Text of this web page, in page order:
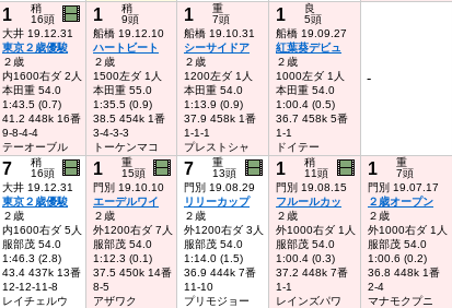
1
稍
16頭
大井 19.12.31
東京２歳優駿
２歳
内1600右ダ 2人
本田重 54.0
1:43.5 (0.7)
41.2 448k 16番
9-8-4-4
テーオーブル
1
稍
9頭
船橋 19.12.10
ハートビート
２歳
1500左ダ 1人
本田重 55.0
1:35.5 (0.9)
38.5 454k 1番
3-4-3-3
トーケンマコ
1
重
7頭
船橋 19.10.31
シーサイドア
２歳
1200左ダ 1人
本田重 54.0
1:13.9 (0.9)
37.9 458k 1番
1-1-1
プレストシャ
1
良
5頭
船橋 19.09.27
紅葉葵デビュ
２歳
1000左ダ 1人
本田重 54.0
1:00.4 (0.5)
36.7 458k 5番
1-1
ドイテー
-
7
稍
16頭
大井 19.12.31
東京２歳優駿
２歳
内1600右ダ 5人
服部茂 54.0
1:46.3 (2.8)
43.4 437k 13番
12-12-11-8
レイチェルウ
1
重
15頭
門別 19.10.10
エーデルワイ
２歳
外1200右ダ 7人
服部茂 54.0
1:12.3 (0.1)
37.5 450k 14番
8-5
アザワク
7
重
13頭
門別 19.08.29
リリーカップ
２歳
外1200右ダ 3人
服部茂 54.0
1:14.0 (1.5)
36.9 444k 7番
11-10
プリモジョー
1
稍
11頭
門別 19.08.15
フルールカッ
２歳
外1000右ダ 1人
服部茂 54.0
1:00.4 (0.3)
37.2 448k 7番
1-1
レインズパワ
1
重
7頭
門別 19.07.17
２歳オープン
２歳
外1000右ダ 1人
服部茂 54.0
1:00.6 (0.2)
36.8 448k 1番
2-4
マナモクプニ